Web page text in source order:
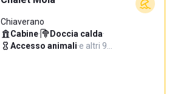
Chiaverano
Cabine· Doccia calda·
Accesso animali·e altri 9…